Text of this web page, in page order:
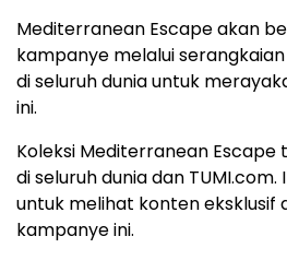
Mediterranean Escape akan
kampanye melalui
di seluruh dunia untuk
ini.
Koleksi Mediterranean Escape
di seluruh dunia dan TUMI.com.
untuk melihat konten eksklusif
kampanye ini.